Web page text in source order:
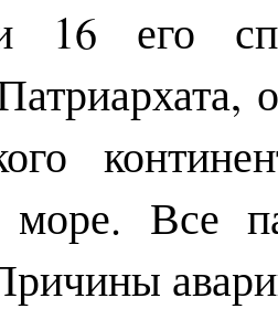
16 его
море. Все